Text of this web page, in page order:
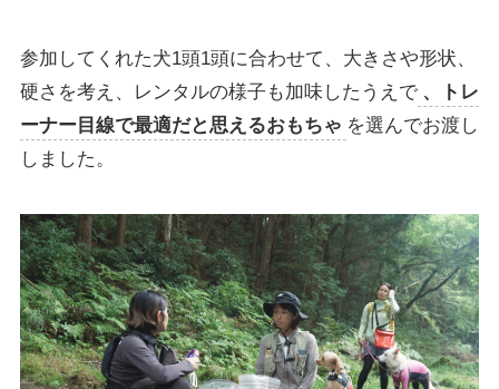
参加してくれた犬1頭1頭に合わせて、大きさや形状、
硬さを考え、レンタルの様子も加味したうえで 、トレ
ーナー目線で最適だと思えるおもちゃ を選んでお渡し
しました。